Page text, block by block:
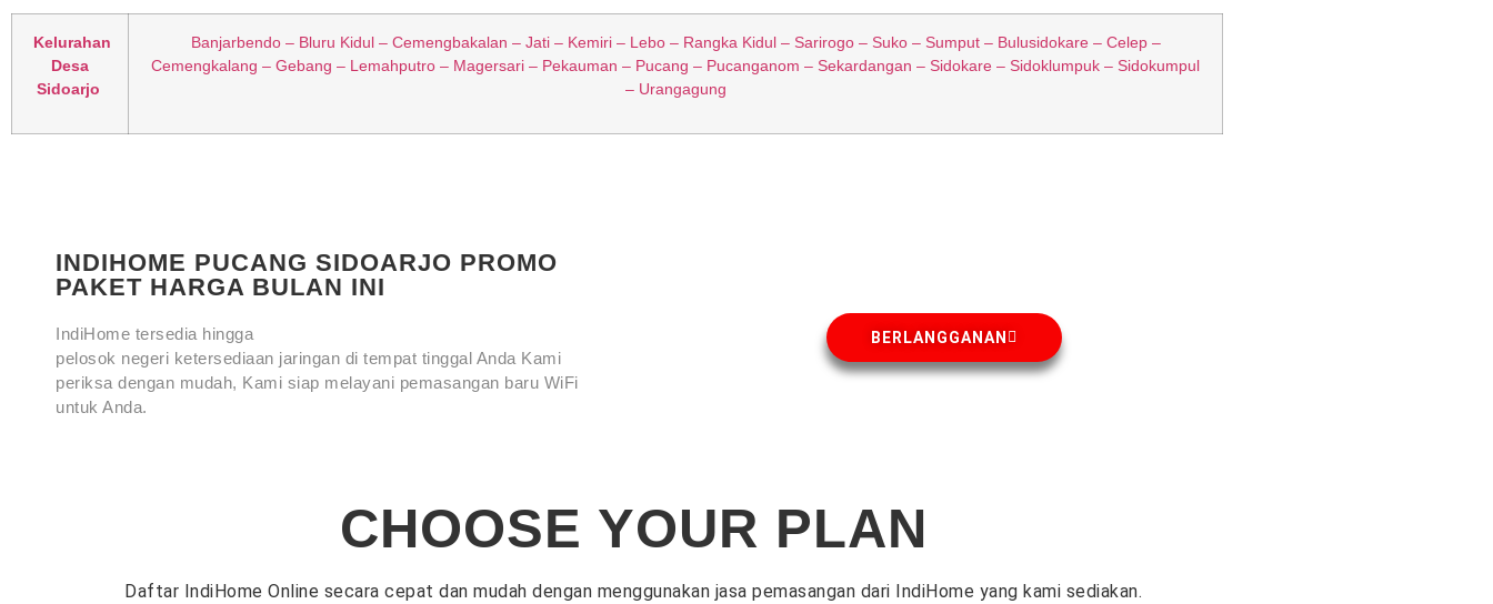
Kelurahan
Desa
Sidoarjo
Banjarbendo – Bluru Kidul – Cemengbakalan – Jati – Kemiri – Lebo – Rangka Kidul – Sarirogo – Suko – Sumput – Bulusidokare – Celep –
Cemengkalang – Gebang – Lemahputro – Magersari – Pekauman – Pucang – Pucanganom – Sekardangan – Sidokare – Sidoklumpuk – Sidokumpul
– Urangagung
INDIHOME PUCANG SIDOARJO PROMO
PAKET HARGA BULAN INI
IndiHome tersedia hingga
pelosok negeri ketersediaan jaringan di tempat tinggal Anda Kami
periksa dengan mudah, Kami siap melayani pemasangan baru WiFi
untuk Anda.
BERLANGGANAN
CHOOSE YOUR PLAN
Daftar IndiHome Online secara cepat dan mudah dengan menggunakan jasa pemasangan dari IndiHome yang kami sediakan.